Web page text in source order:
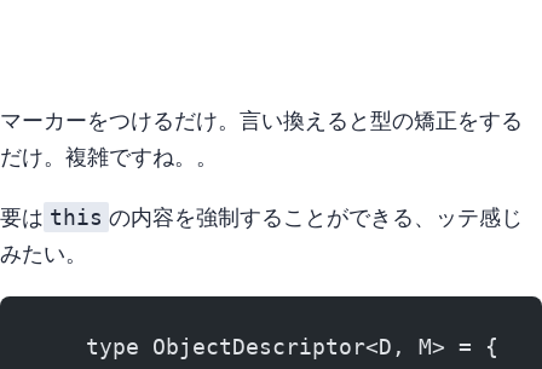
マーカーをつけるだけ。 言い換えると型の矯正をする
だけ。 …複雑ですね。。
要は this の内容を強制することができる、ッテ感じ
みたい。
    type ObjectDescriptor<D, M> = {